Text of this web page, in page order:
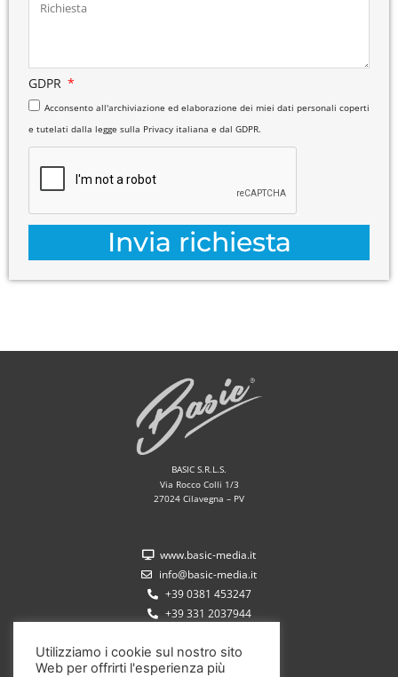
GDPR
Acconsento all'archiviazione ed elaborazione dei miei dati personali coperti
e tutelati dalla legge sulla Privacy italiana e dal GDPR.
Invia richiesta
BASIC S.R.L.S.
Via Rocco Colli 1/3
27024 Cilavegna – PV
www.basic-media.it
info@basic-media.it
+39 0381 453247
+39 331 2037944
Utilizziamo i cookie sul nostro sito
Web per offrirti l'esperienza più